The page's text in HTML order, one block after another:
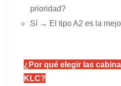
prioridad?
Sí → El tipo A2 es la
¿Por qué elegir las
KLC?